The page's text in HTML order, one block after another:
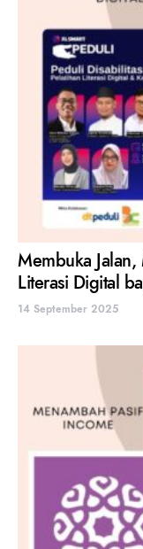
Membuka
Literasi Digital
14 September 2025